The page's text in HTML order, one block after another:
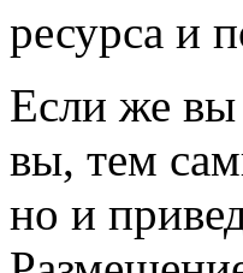
ресурса и
Если же вы
вы, тем
но и